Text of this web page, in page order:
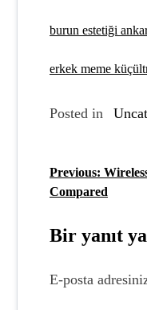
burun estetiği
erkek meme
Posted in
Y
z
Previous:
Compared
Bir yanıt
E-posta